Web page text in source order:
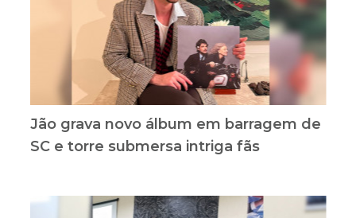
Jão grava novo álbum em barragem de
SC e torre submersa intriga fãs